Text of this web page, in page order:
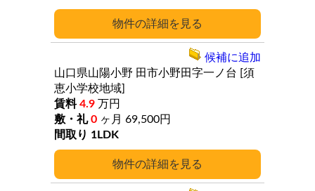
詳細
詳細
山口県山陽小野 田市小野田字一ノ台 [須
恵小学校地域]
4.9 万円
0 ヶ月 69,500円
1LDK
候補に追加